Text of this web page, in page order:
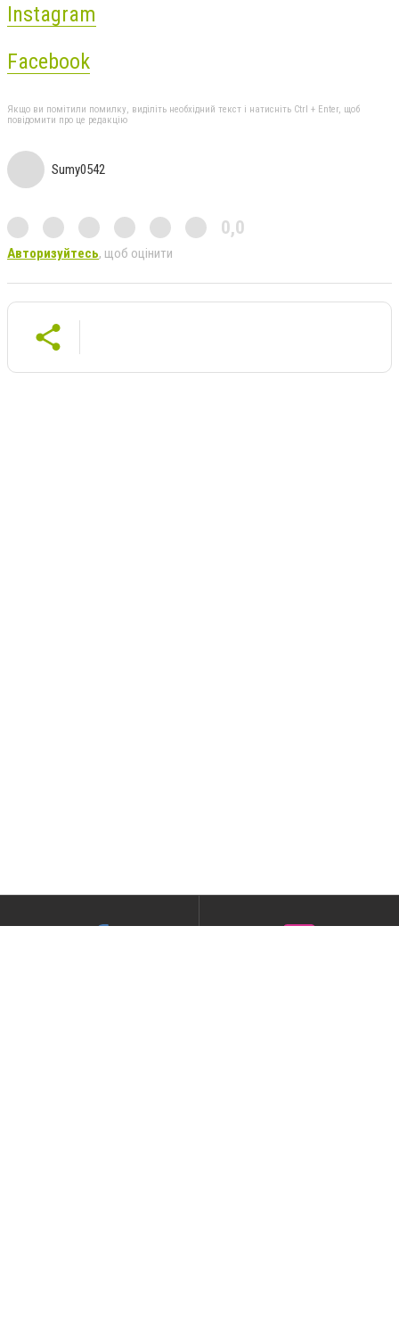
Instagram
Facebook
Якщо ви помітили помилку, виділіть необхідний текст і натисніть Ctrl + Enter, щоб
повідомити про це редакцію
Sumy0542
0,0
Авторизуйтесь, щоб оцінити